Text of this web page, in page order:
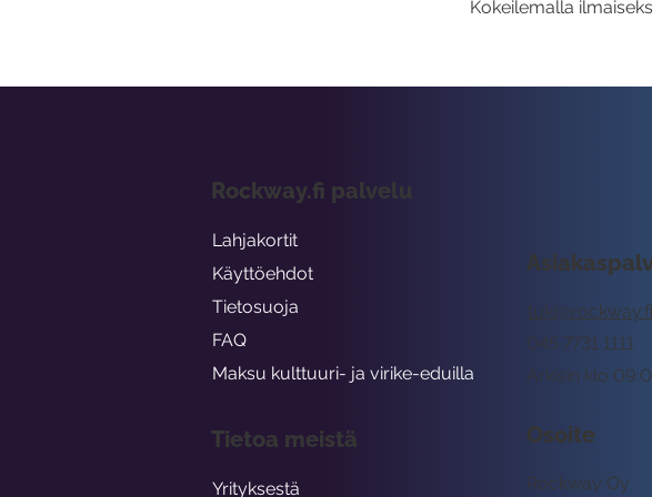
Kokeilemalla
tuki@rockway.fi
Arkisin klo
045 7731 1111
Osoite
Rockway Oy
Rockway.fi palvelu
Lahjakortit
Käyttöehdot
Tietosuoja
FAQ
Maksu kulttuuri- ja virike-eduilla
Tietoa meistä
Yrityksestä